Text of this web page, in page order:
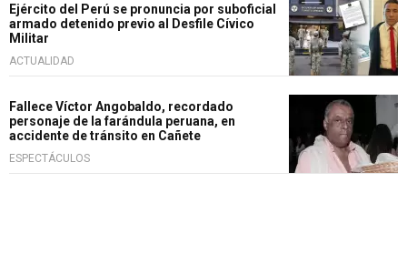
Ejército del Perú se pronuncia por suboficial
armado detenido previo al Desfile Cívico
Militar
ACTUALIDAD
Fallece Víctor Angobaldo, recordado
personaje de la farándula peruana, en
accidente de tránsito en Cañete
ESPECTÁCULOS